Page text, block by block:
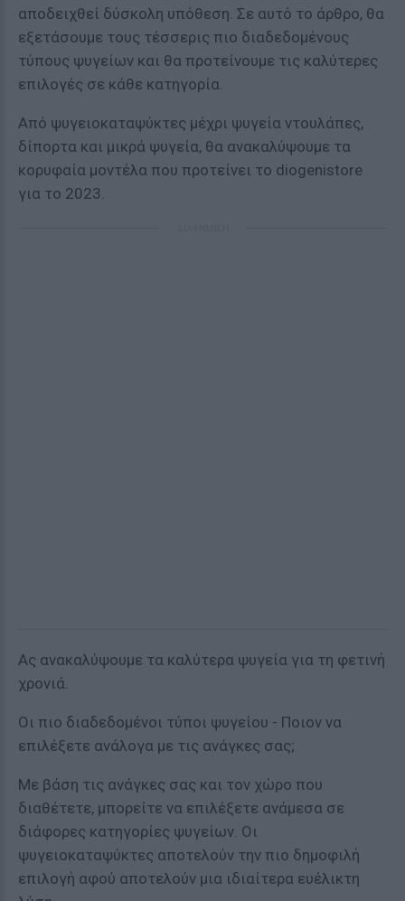
αποδειχθεί δύσκολη υπόθεση. Σε αυτό το άρθρο, θα
εξετάσουμε τους τέσσερις πιο διαδεδομένους
τύπους ψυγείων και θα προτείνουμε τις καλύτερες
επιλογές σε κάθε κατηγορία.
Από ψυγειοκαταψύκτες μέχρι ψυγεία ντουλάπες,
δίπορτα και μικρά ψυγεία, θα ανακαλύψουμε τα
κορυφαία μοντέλα που προτείνει το diogenistore
για το 2023.
Ας ανακαλύψουμε τα καλύτερα ψυγεία για τη φετινή
χρονιά.
Οι πιο διαδεδομένοι τύποι ψυγείου - Ποιον να
επιλέξετε ανάλογα με τις ανάγκες σας;
Με βάση τις ανάγκες σας και τον χώρο που
διαθέτετε, μπορείτε να επιλέξετε ανάμεσα σε
διάφορες κατηγορίες ψυγείων. Οι
ψυγειοκαταψύκτες αποτελούν την πιο δημοφιλή
επιλογή αφού αποτελούν μια ιδιαίτερα ευέλικτη